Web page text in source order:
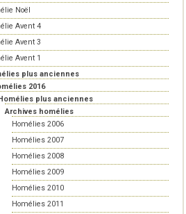
Noël
Avent 4
Avent 3
Avent 1
plus anciennes
2016
plus anciennes
Archives homélies
Homélies 2006
Homélies 2007
Homélies 2008
Homélies 2009
Homélies 2010
Homélies 2011